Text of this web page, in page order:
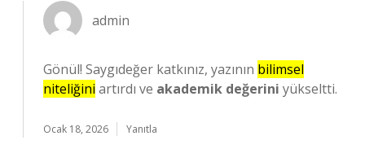
admin
Gönül! Saygıdeğer katkınız, yazının bilimsel
niteliğini artırdı ve akademik değerini yükseltti.
Ocak 18, 2026 Yanıtla